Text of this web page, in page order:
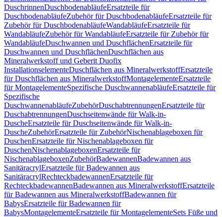
DuschrinnenDuschbodenabläufeErsatzteile für
DuschbodenabläufeZubehör für DuschbodenabläufeErsatzteile für
Zubehör für DuschbodenabläufeWandabläufeErsatzteile für
WandabläufeZubehör für WandabläufeErsatzteile für Zubehör für
WandabläufeDuschwannen und DuschflächenErsatzteile für
Duschwannen und DuschflächenDuschflächen aus
Mineralwerkstoff und Geberit Duofix
InstallationselementeDuschflächen aus MineralwerkstoffErsatzteile
für Duschflächen aus MineralwerkstoffMontagelementeErsatzteile
für MontagelementeSpezifische DuschwannenabläufeErsatzteile für
Spezifische
DuschwannenabläufeZubehörDuschabtrennungenErsatzteile für
DuschabtrennungenDuschseitenwände für Walk-in-
DuscheErsatzteile für Duschseitenwände für Walk-in-
DuscheZubehörErsatzteile für ZubehörNischenablageboxen für
DuschenErsatzteile für Nischenablageboxen für
DuschenNischenablageboxenErsatzteile für
NischenablageboxenZubehörBadewannenBadewannen aus
SanitäracrylErsatzteile für Badewannen aus
SanitäracrylRechteckbadewannenErsatzteile für
RechteckbadewannenBadewannen aus MineralwerkstoffErsatzteile
für Badewannen aus MineralwerkstoffBadewannen für
BabysErsatzteile für Badewannen für
BabysMontagelementeErsatzteile für MontagelementeSets Füße und